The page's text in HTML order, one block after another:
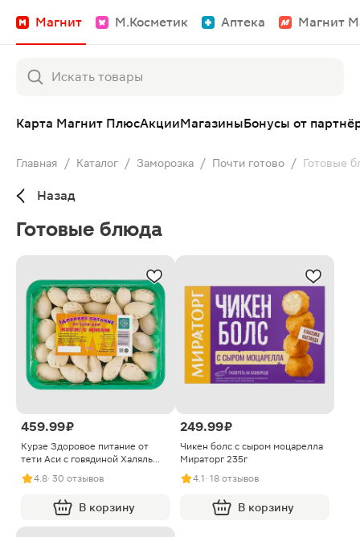
Магнит М.Косметик Аптека Магнит
Карта Магнит ПлюсАкцииМагазиныБонусы от
Главная / Каталог / Заморозка / Почти готово / Готовые
Назад
Готовые блюда
459.99 ₽
Курзе Здоровое питание от
тети Аси с говядиной Халяль
500г
4.8· 30 отзывов
В корзину
249.99 ₽
Чикен болс с сыром моцарелла
Мираторг 235г
4.1· 18 отзывов
В корзину